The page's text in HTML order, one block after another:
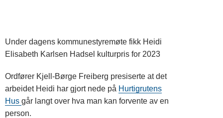
Under dagens kommunestyremøte fikk Heidi
Elisabeth Karlsen Hadsel kulturpris for 2023
Ordfører Kjell-Børge Freiberg presiserte at det
arbeidet Heidi har gjort nede på Hurtigrutens
Hus går langt over hva man kan forvente av en
person.